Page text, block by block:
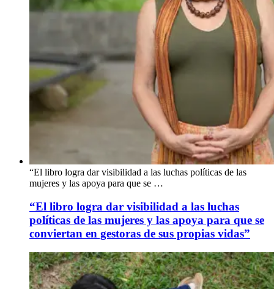
“El libro logra dar visibilidad a las luchas políticas de las
mujeres y las apoya para que se …
“El libro logra dar visibilidad a las luchas
políticas de las mujeres y las apoya para que se
conviertan en gestoras de sus propias vidas”